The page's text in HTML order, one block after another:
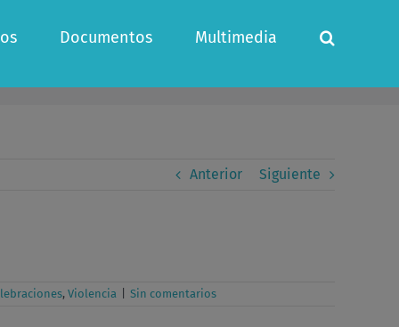
Documentos Multimedia
Anterior Siguiente
, Violencia Sin comentarios